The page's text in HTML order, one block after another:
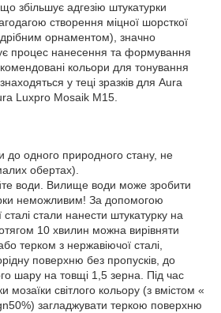
збільшує адгезію штукатурки
створення міцної шорсткої
дрібним орнаментом), значно
процес нанесення та формування
кольори для тонування
у теці зразків для Aura
Luxpro Mosaik M15.
до одного природного стану, не
обертах).
води. Вилище води може зробити
неможливим! За допомогою
стали нанести штукатурку на
10 хвилин можна вирівняти
терком з нержавіючої сталі,
поверхню без пропусків, до
шару на товщі 1,5 зерна. Під час
мозаїки світлого кольору (з вмістом «
загладжувати теркою поверхню